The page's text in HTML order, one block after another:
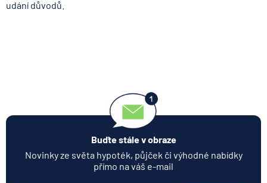
udání důvodů.
Buďte stále v obraze
Novinky ze světa hypoték, půjček či výhodné nabídky
přímo na váš e-mail